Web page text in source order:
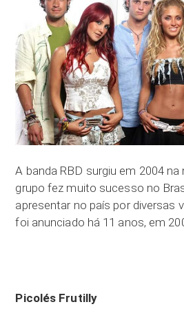
A banda RBD surgiu em 2004 na
grupo fez muito sucesso no
apresentar no país por diversas
foi anunciado há 11 anos, em
Picolés Frutilly